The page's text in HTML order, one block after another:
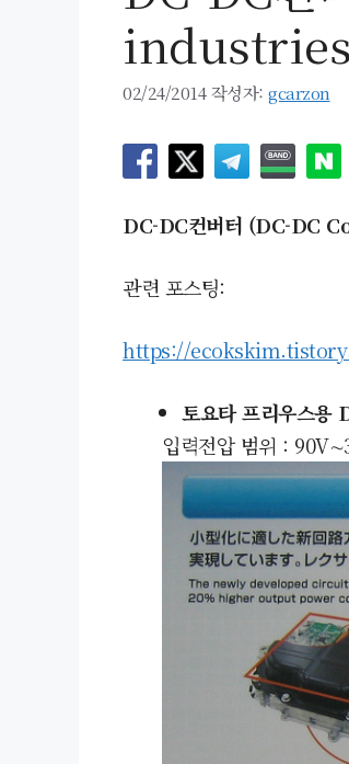
02/24/2014 작성자: gcarzon
DC-DC컨버터 (DC-DC
관련 포스팅:
https://
토요타 프리우스용
입력전압 범위 : 90V∼